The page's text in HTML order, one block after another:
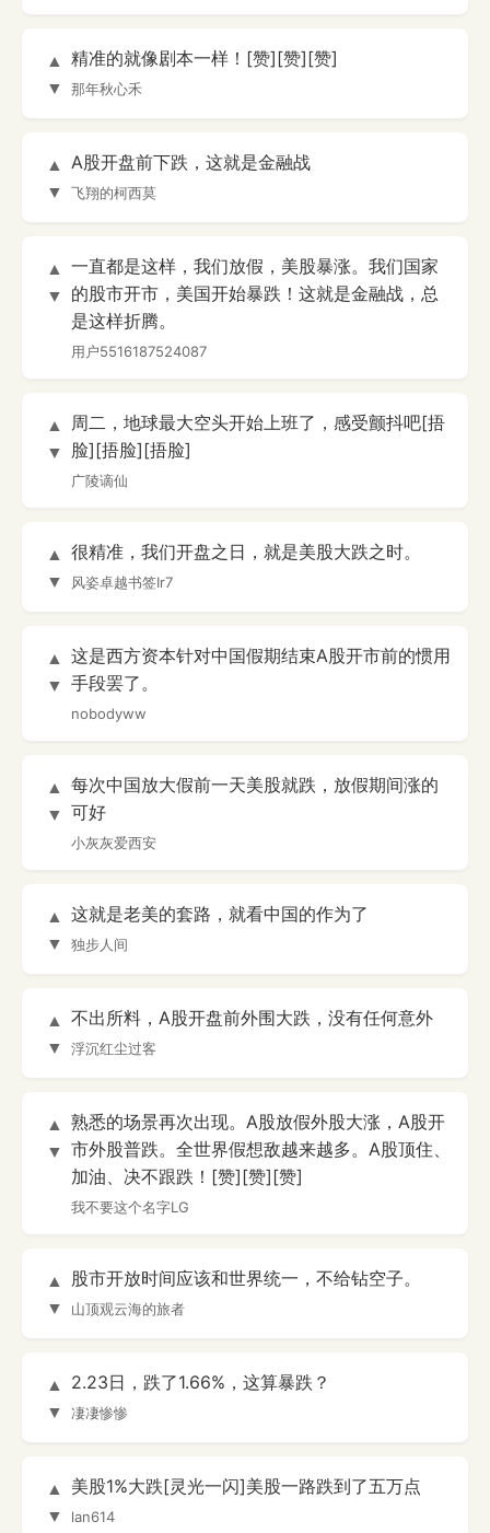
▲
▼
精准的就像剧本一样！[赞][赞][赞]
那年秋心禾
▲
▼
A股开盘前下跌，这就是金融战
飞翔的柯西莫
▲
▼
一直都是这样，我们放假，美股暴涨。我们国家
的股市开市，美国开始暴跌！这就是金融战，总
是这样折腾。
用户5516187524087
▲
▼
周二，地球最大空头开始上班了，感受颤抖吧[捂
脸][捂脸][捂脸]
广陵谪仙
▲
▼
很精准，我们开盘之日，就是美股大跌之时。
风姿卓越书签Ir7
▲
▼
这是西方资本针对中国假期结束A股开市前的惯用
手段罢了。
nobodyww
▲
▼
每次中国放大假前一天美股就跌，放假期间涨的
可好
小灰灰爱西安
▲
▼
这就是老美的套路，就看中国的作为了
独步人间
▲
▼
不出所料，A股开盘前外围大跌，没有任何意外
浮沉红尘过客
▲
▼
熟悉的场景再次出现。A股放假外股大涨，A股开
市外股普跌。全世界假想敌越来越多。A股顶住、
加油、决不跟跌！[赞][赞][赞]
我不要这个名字LG
▲
▼
股市开放时间应该和世界统一，不给钻空子。
山顶观云海的旅者
▲
▼
2.23日，跌了1.66%，这算暴跌？
凄凄惨惨
▲
▼
美股1%大跌[灵光一闪]美股一路跌到了五万点
lan614